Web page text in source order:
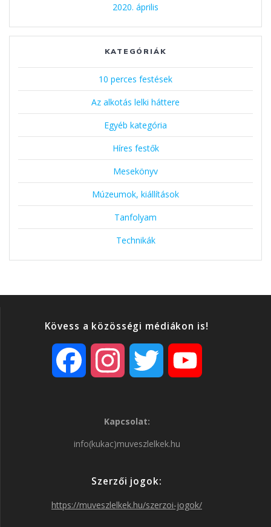
2020. április
KATEGÓRIÁK
10 perces festések
Az alkotás lelki háttere
Egyéb kategória
Híres festők
Mesekönyv
Múzeumok, kiállítások
Tanfolyam
Technikák
Kövess a közösségi médiákon is!
s
Kapcsolat:
info(kukac)muveszlelkek.hu
Szerzői jogok:
https://muveszlelkek.hu/szerzoi-jogok/